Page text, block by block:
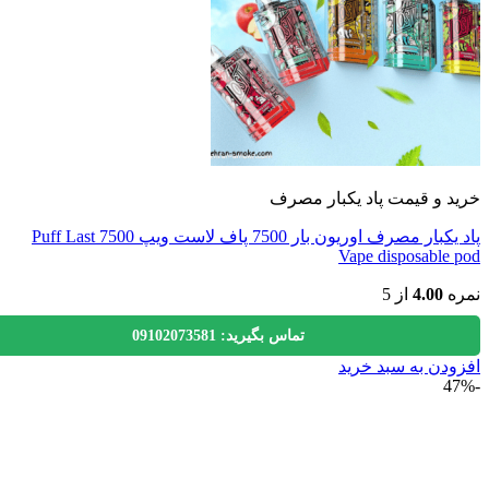
و قیمت پاد یکبار مصرف
پاد یکبار مصرف اوریون بار 7500 پاف لاست ویپ 7500 Puff Last
Vape
4.00 از 5
تماس بگیرید: 09102073581
به سبد خرید